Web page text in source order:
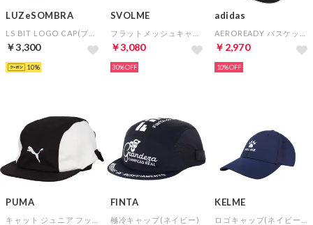
LUZeSOMBRA
￥3,300
10
SVOLME
￥3,080
30%
adidas
￥2,970
10%
PUMA FINTA
極冷キャップ(ネイビー)
KELME